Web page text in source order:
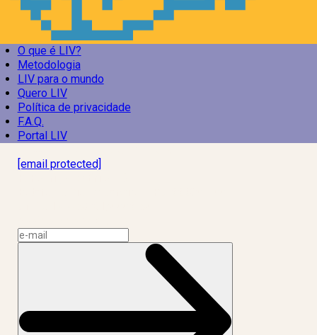
O que é LIV?
Metodologia
LIV para o mundo
Quero LIV
Política de privacidade
F.A.Q.
Portal LIV
[email protected]